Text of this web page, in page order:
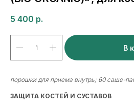
5 400 р.
В
порошки для приема внутрь; 60 саше-
ЗАЩИТА КОСТЕЙ И СУСТАВОВ